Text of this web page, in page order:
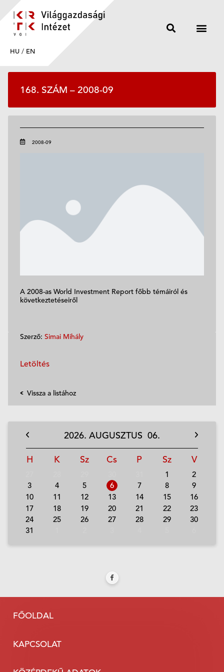
HU / EN
168. SZÁM – 2008-09
2008-09
A 2008-as World Investment Report főbb témáiról és
következtetéseiről
Szerző: Simai Mihály
Letöltés
Vissza a listához
2026. AUGUSZTUS 06.
H K Sz Cs P Sz V
1
2
3
4 5 6 7 8
9
10
11 12 13 14 15
16
17
18 19 20 21 22
23
24
25 26 27 28 29
30
31
FŐOLDAL
KAPCSOLAT